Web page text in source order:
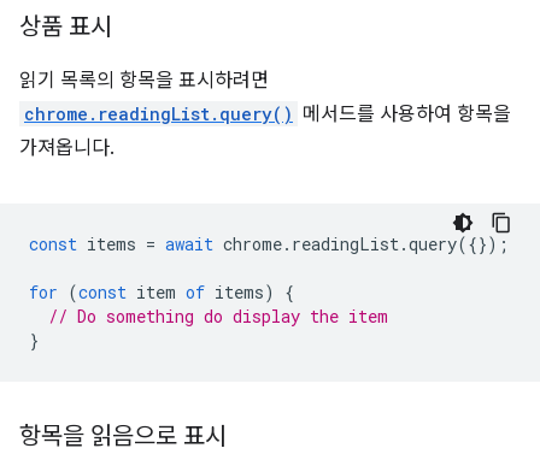
상품 표시
읽기 목록의 항목을 표시하려면
chrome.readingList.query() 메서드를 사용하여 항목을
가져옵니다.
const items = await chrome. readingList .query({});
for (const item of items)
{
// Do something do display the item
}
항목을 읽음으로 표시